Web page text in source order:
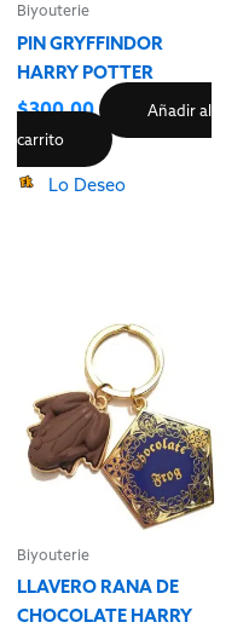
Biyouterie
PIN GRYFFINDOR
HARRY POTTER
$300.00
Añadir al
carrito
Lo Deseo
Biyouterie
LLAVERO RANA DE
CHOCOLATE HARRY